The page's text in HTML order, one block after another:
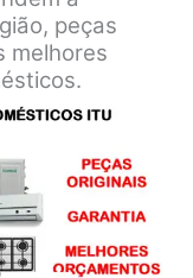
peças
melhores